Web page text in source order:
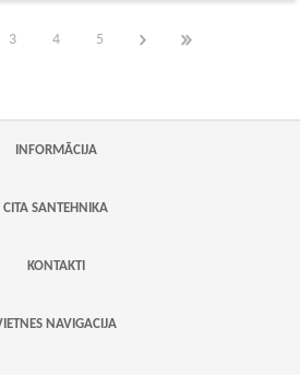
3 4 5
INFORMĀCIJA
CITA SANTEHNIKA
KONTAKTI
NAVIGACIJA